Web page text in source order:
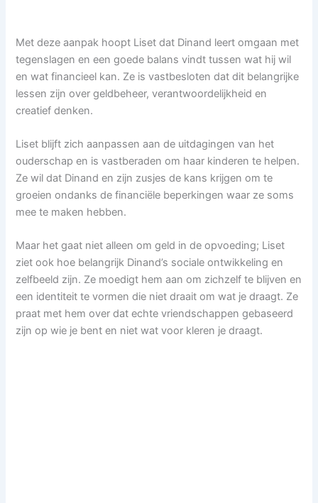
Met deze aanpak hoopt Liset dat Dinand leert omgaan met
tegenslagen en een goede balans vindt tussen wat hij wil
en wat financieel kan. Ze is vastbesloten dat dit belangrijke
lessen zijn over geldbeheer, verantwoordelijkheid en
creatief denken.
Liset blijft zich aanpassen aan de uitdagingen van het
ouderschap en is vastberaden om haar kinderen te helpen.
Ze wil dat Dinand en zijn zusjes de kans krijgen om te
groeien ondanks de financiële beperkingen waar ze soms
mee te maken hebben.
Maar het gaat niet alleen om geld in de opvoeding; Liset
ziet ook hoe belangrijk Dinand’s sociale ontwikkeling en
zelfbeeld zijn. Ze moedigt hem aan om zichzelf te blijven en
een identiteit te vormen die niet draait om wat je draagt. Ze
praat met hem over dat echte vriendschappen gebaseerd
zijn op wie je bent en niet wat voor kleren je draagt.